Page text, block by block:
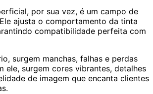
por sua vez, é um campo de
ajusta o comportamento da tinta
compatibilidade perfeita com
surgem manchas, falhas e perdas
ele, surgem cores vibrantes, detalhes
de imagem que encanta clientes